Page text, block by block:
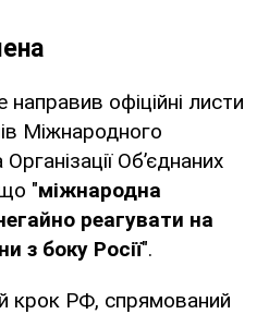
офіційні листи
Міжнародного
Об’єднаних
"міжнародна
реагувати на
з боку Росії".
крок РФ, спрямований